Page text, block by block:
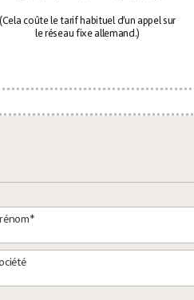
(Cela coûte le tarif habituel d’un appel sur
le réseau fixe allemand.)
HP